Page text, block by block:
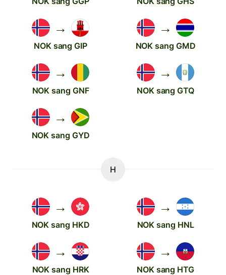
→
NOK sang GIP
→
NOK sang GMD
→
NOK sang GNF
→
NOK sang GTQ
→
NOK sang GYD
H
→
NOK sang HKD
→
NOK sang HNL
→
NOK sang HRK
→
NOK sang HTG